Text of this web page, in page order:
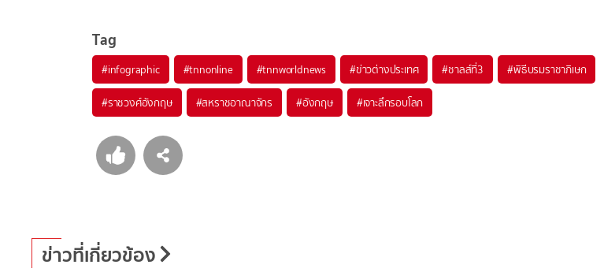
Tag
#infographic #tnnonline #tnnworldnews #ข่าวต่างประเทศ #ชาลส์ที่3 #พิธีบรมราชาภิเษก
#ราชวงศ์อังกฤษ #สหราชอาณาจักร #อังกฤษ #เจาะลึกรอบโลก
ข่าวที่เกี่ยวข้อง